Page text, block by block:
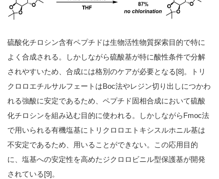
硫酸化チロシン含有ペプチドは生物活性物質探索目的で特に
よく合成される。しかしながら硫酸基が特に酸性条件で分解
されやすいため、合成には格別のケアが必要となる[8]。トリ
クロロエチルサルフェートはBoc法やレジン切り出しにつかわ
れる強酸に安定であるため、ペプチド固相合成において硫酸
化チロシンを組み込む目的に使われる。しかしながらFmoc法
で用いられる有機塩基にトリクロロエトキシスルホニル基は
不安定であるため、用いることができない。この応用目的
に、塩基への安定性を高めたジクロロビニル型保護基が開発
されている[9]。